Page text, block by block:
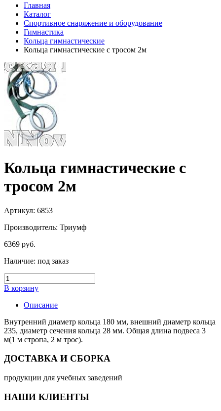
Главная
Каталог
Спортивное снаряжение и оборудование
Гимнастика
Кольца гимнастические
Кольца гимнастические с тросом 2м
Кольца гимнастические с
тросом 2м
Артикул: 6853
Производитель: Триумф
6369 руб.
Наличие: под заказ
В корзину
Описание
Внутренний диаметр кольца 180 мм, внешний диаметр кольца
235, диаметр сечения кольца 28 мм. Общая длина подвеса 3
м(1 м стропа, 2 м трос).
ДОСТАВКА И СБОРКА
продукции для учебных заведений
НАШИ КЛИЕНТЫ